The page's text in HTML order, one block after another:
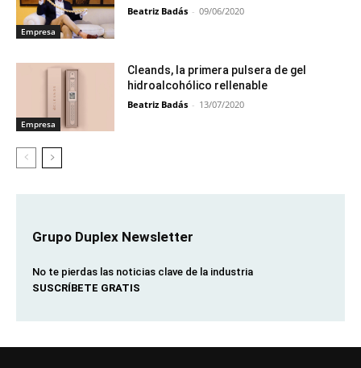
Empresa
Beatriz Badás - 09/06/2020
Empresa
Cleands, la primera pulsera de gel
hidroalcohólico rellenable
Beatriz Badás - 13/07/2020
Grupo Duplex Newsletter
No te pierdas las noticias clave de la industria
SUSCRÍBETE GRATIS